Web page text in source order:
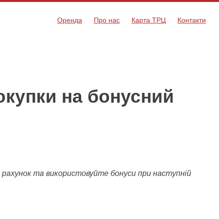
Оренда Про нас Карта ТРЦ Контакти
на бонусний
та використовуйте бонуси при наступній